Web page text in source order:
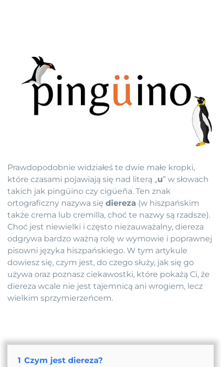
Prawdopodobnie widziałeś te dwie małe kropki,
które czasami pojawiają się nad literą „u” w słowach
takich jak pingüino czy cigüeña. Ten znak
ortograficzny nazywa się diereza (w hiszpańskim
także crema lub cremilla, choć te nazwy są rzadsze).
Choć jest niewielki i często niezauważalny, diereza
odgrywa bardzo ważną rolę w wymowie i poprawnej
pisowni języka hiszpańskiego. W tym artykule
dowiesz się, czym jest, do czego służy, jak się go
używa oraz poznasz ciekawostki, które pokażą Ci, że
diereza wcale nie jest tajemnicą ani wrogiem, lecz
wielkim sprzymierzeńcem.
1 Czym jest diereza?